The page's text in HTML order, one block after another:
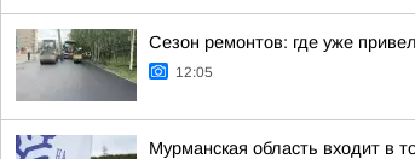
Сезон ремонтов: где уже
12:05
Мурманская область входит в